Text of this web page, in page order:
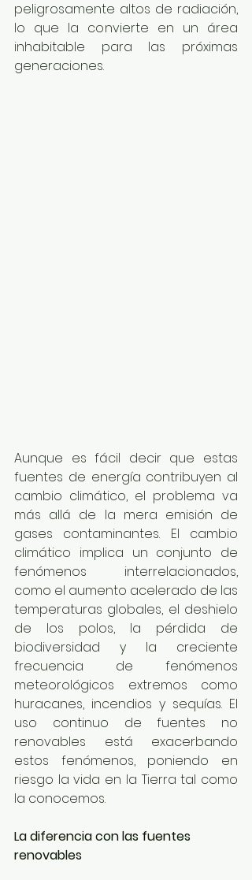
peligrosamente altos de radiación,
lo que la convierte en un área
inhabitable para las próximas
generaciones.
Aunque es fácil decir que estas
fuentes de energía contribuyen al
cambio climático, el problema va
más allá de la mera emisión de
gases contaminantes. El cambio
climático implica un conjunto de
fenómenos interrelacionados,
como el aumento acelerado de las
temperaturas globales, el deshielo
de los polos, la pérdida de
biodiversidad y la creciente
frecuencia de fenómenos
meteorológicos extremos como
huracanes, incendios y sequías. El
uso continuo de fuentes no
renovables está exacerbando
estos fenómenos, poniendo en
riesgo la vida en la Tierra tal como
la conocemos.
La diferencia con las fuentes
renovables